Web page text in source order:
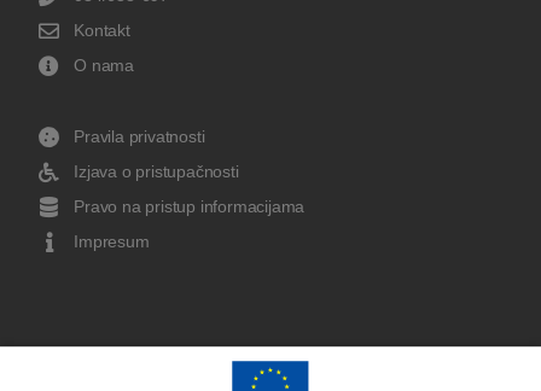
Kontakt
O nama
Pravila privatnosti
Izjava o pristupačnosti
Pravo na pristup informacijama
Impresum